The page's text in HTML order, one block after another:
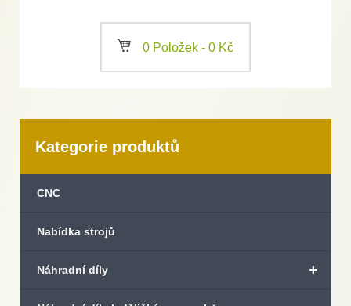
a 0 Položek - 0 Kč
Kategorie produktů
CNC
Nabídka strojů
+
Náhradní díly